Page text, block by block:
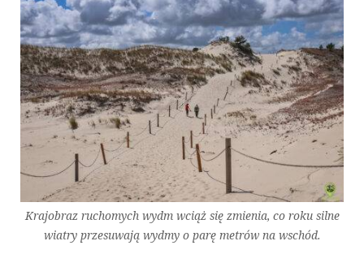
Krajobraz ruchomych wydm wciąż się zmienia, co roku silne
wiatry przesuwają wydmy o parę metrów na wschód.